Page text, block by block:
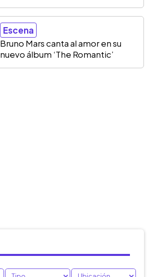
Escena
Bruno Mars canta al amor en su
nuevo álbum ‘The Romantic’